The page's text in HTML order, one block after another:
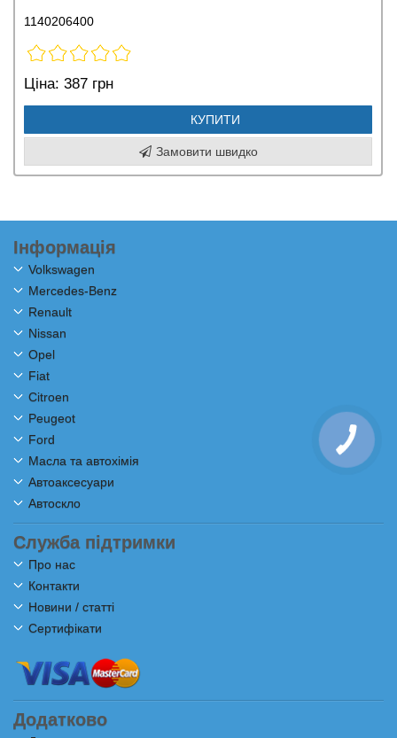
1140206400
Ціна: 387 грн
КУПИТИ
Замовити швидко
Інформація
Volkswagen
Mercedes-Benz
Renault
Nissan
Opel
Fiat
Citroen
Peugeot
Ford
Масла та автохімія
Автоаксесуари
Автоскло
Служба підтримки
Про нас
Контакти
Новини / статті
Сертифікати
Додатково